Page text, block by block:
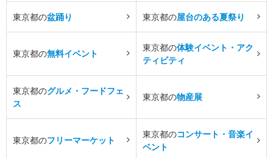
東京都の盆踊り 東京都の屋台のある夏祭り
東京都の無料イベント
東京都の体験イベント・アク
ティビティ
東京都のグルメ・フードフェ
ス
東京都の物産展
東京都のフリーマーケット
東京都のコンサート・音楽イ
ベント